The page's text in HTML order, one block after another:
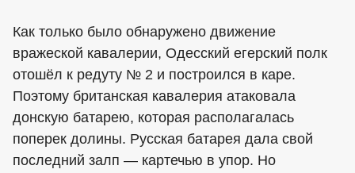
Как только было обнаружено движение
вражеской кавалерии, Одесский егерский полк
отошёл к редуту № 2 и построился в каре.
Поэтому британская кавалерия атаковала
донскую батарею, которая располагалась
поперек долины. Русская батарея дала свой
последний залп — картечью в упор. Но